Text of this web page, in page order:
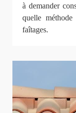
à demander
quelle
faîtages.